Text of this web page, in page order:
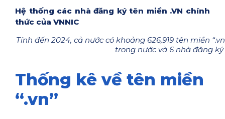
Hệ thống các nhà đăng ký tên miền .VN chính
thức của VNNIC
Tính đến 2024, cả nước có khoảng 626,919 tên miền
trong nước và 6 nhà đăng
Thống kê về tên miền
“.vn”